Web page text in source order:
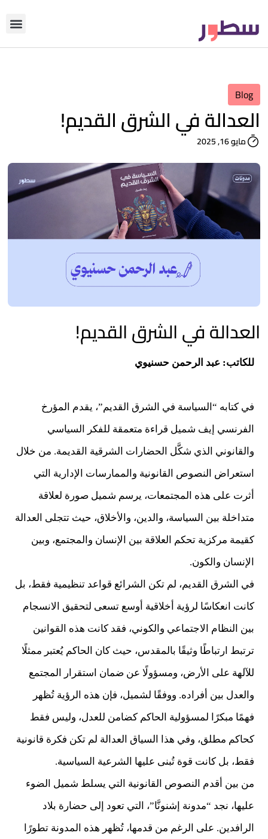
Blog
العدالة في الشرق القديم!
مايو 16, 2025
العدالة في الشرق القديم!
للكاتب: عبد الرحمن حسنيوي
في كتابه “السياسة في الشرق القديم”، يقدم المؤرخ
الفرنسي إيف شميل قراءة متعمقة للفكر السياسي
والقانوني الذي شكَّل الحضارات الشرقية القديمة. من خلال
استعراض النصوص القانونية والممارسات الإدارية التي
أثرت على هذه المجتمعات، يرسم شميل صورة لعلاقة
متداخلة بين السياسة، والدين، والأخلاق، حيث تتجلى العدالة
كقيمة مركزية تحكم العلاقة بين الإنسان والمجتمع، وبين
الإنسان والكون.
في الشرق القديم، لم تكن الشرائع قواعد تنظيمية فقط، بل
كانت انعكاسًا لرؤية أخلاقية أوسع تسعى لتحقيق الانسجام
بين النظام الاجتماعي والكوني، فقد كانت هذه القوانين
ترتبط ارتباطًا وثيقًا بالمقدس، حيث كان الحاكم يُعتبر ممثلًا
للآلهة على الأرض، ومسؤولًا عن ضمان استقرار المجتمع
والعدل بين أفراده. ووفقًا لشميل، فإن هذه الرؤية تُظهر
فهمًا مبكرًا لمسؤولية الحاكم كضامن للعدل، وليس فقط
كحاكم مطلق، وفي هذا السياق العدالة لم تكن فكرة قانونية
فقط، بل كانت قوة تُبنى عليها الشرعية السياسية.
من بين أقدم النصوص القانونية التي يسلط شميل الضوء
عليها، نجد “مدونة إشنونَّا”، التي تعود إلى حضارة بلاد
الرافدين. على الرغم من قدمها، تُظهر هذه المدونة تطورًا